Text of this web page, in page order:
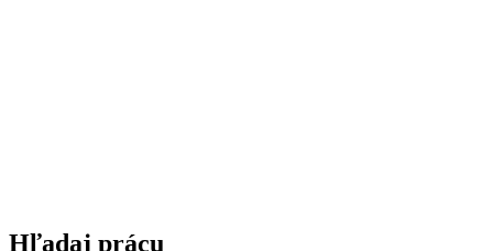
Hľadaj prácu